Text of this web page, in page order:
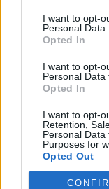
I want to opt-
Personal Data.
Opted In
I want to opt-
Personal Data
Opted In
I want to opt-
Retention,
Personal
Purposes for
Opted Out
filmekből
Most kiderül, hogy ki
felismeritek?
Campus life
Történelmi teszt:
idézetek?